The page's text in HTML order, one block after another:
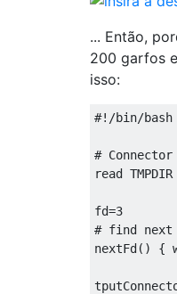
... Então,
200 garfos
isso:
#!/bin/bash
#
read TMPDIR
fd=3
# find
nextFd () {